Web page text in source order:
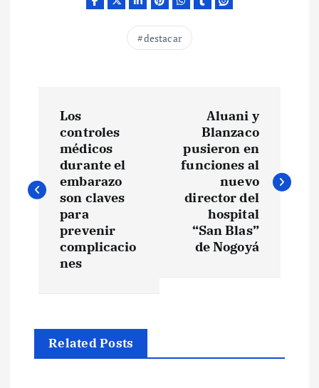
destacar
v
e
Los
controles
médicos
durante el
embarazo
son claves
para
prevenir
complicacio
nes
Aluani y
Blanzaco
pusieron en
funciones al
nuevo
director del
hospital
“San Blas”
de Nogoyá
Related Posts